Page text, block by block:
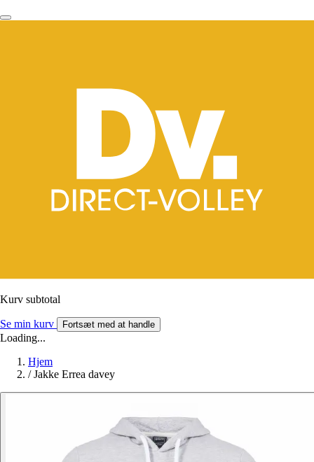
Kurv subtotal
Se min kurv Fortsæt med at handle
Loading...
Hjem
/ Jakke Errea davey